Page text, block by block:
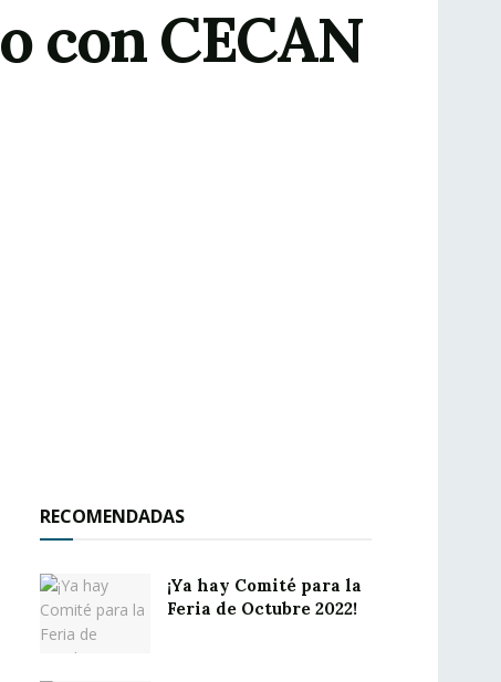
con CECAN
RECOMENDADAS
¡Ya hay Comité para la
Feria de Octubre 2022!